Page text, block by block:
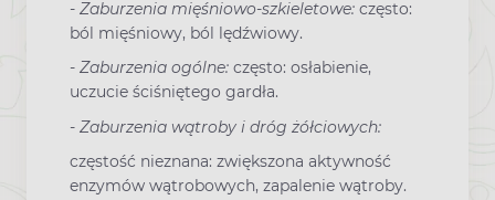
- Zaburzenia mięśniowo-szkieletowe: często:
ból mięśniowy, ból lędźwiowy.
- Zaburzenia ogólne: często: osłabienie,
uczucie ściśniętego gardła.
- Zaburzenia wątroby i dróg żółciowych:
częstość nieznana: zwiększona aktywność
enzymów wątrobowych, zapalenie wątroby.